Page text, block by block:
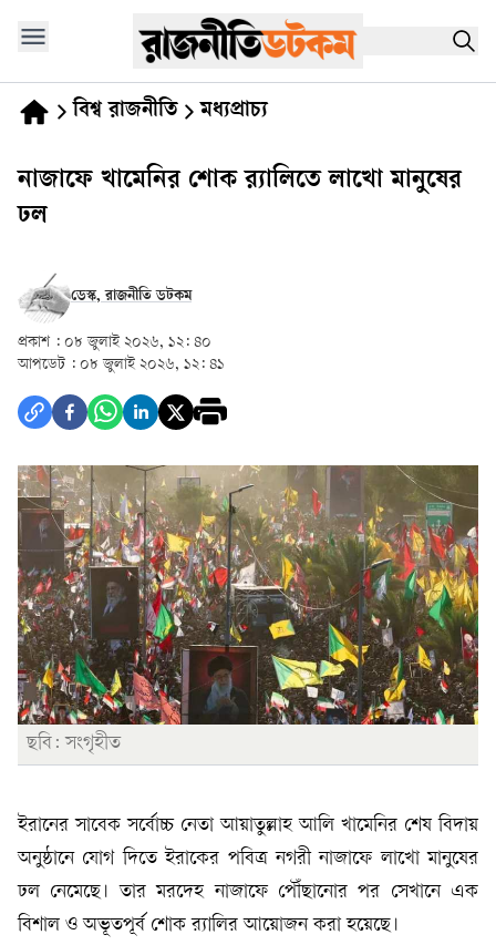
বিশ্ব রাজনীতি মধ্যপ্রাচ্য
নাজাফে খামেনির শোক র‍্যালিতে লাখো মানুষের
ঢল
ডেস্ক, রাজনীতি ডটকম
প্রকাশ : ০৮ জুলাই ২০২৬, ১২: ৪০
আপডেট : ০৮ জুলাই ২০২৬, ১২: ৪১
ছবি: সংগৃহীত
ইরানের সাবেক সর্বোচ্চ নেতা আয়াতুল্লাহ আলি খামেনির শেষ বিদায়
অনুষ্ঠানে যোগ দিতে ইরাকের পবিত্র নগরী নাজাফে লাখো মানুষের
ঢল নেমেছে। তার মরদেহ নাজাফে পৌঁছানোর পর সেখানে এক
বিশাল ও অভূতপূর্ব শোক র‍্যালির আয়োজন করা হয়েছে।